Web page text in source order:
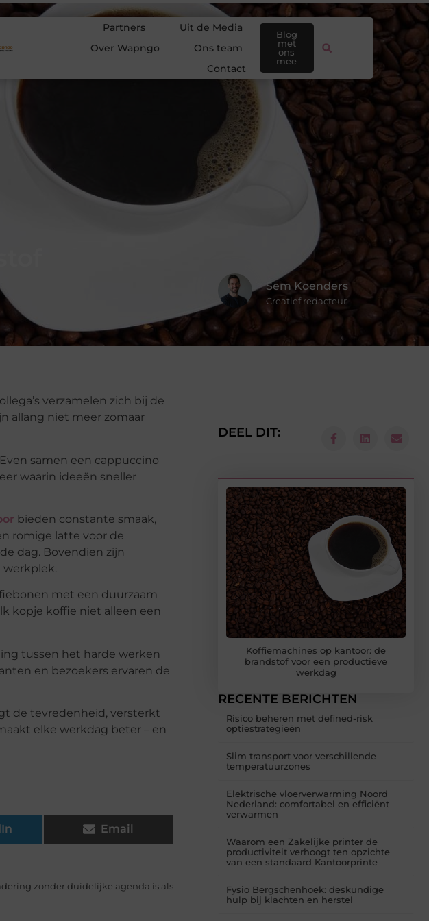
Partners
Uit de Media
Over Wapngo
Ons team
Contact
Blog
met
ons
mee
Sem Koenders
Creatief redacteur
verzamelen zich bij de
allang niet meer zomaar
samen een cappuccino
waarin ideeën sneller
bieden constante smaak,
romige latte voor de
dag. Bovendien zijn
werkplek.
met een duurzaam
kopje koffie niet alleen een
tussen het harde werken
en bezoekers ervaren de
de tevredenheid, versterkt
elke werkdag beter – en
Email
zonder duidelijke agenda is als
DEEL DIT:
Koffiemachines op kantoor: de
brandstof voor een productieve
werkdag
RECENTE BERICHTEN
Risico beheren met defined-risk
optiestrategieën
Slim transport voor verschillende
temperatuurzones
Elektrische vloerverwarming Noord
Nederland: comfortabel en efficiënt
verwarmen
Waarom een Zakelijke printer de
productiviteit verhoogt ten opzichte
van een standaard Kantoorprinte
Fysio Bergschenhoek: deskundige
hulp bij klachten en herstel